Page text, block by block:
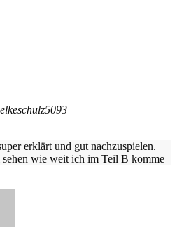
erklärt und gut nachzuspielen.
wie weit ich im Teil B komme